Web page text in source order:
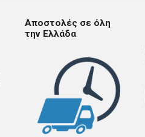
Αποστολές σε όλη
την Ελλάδα